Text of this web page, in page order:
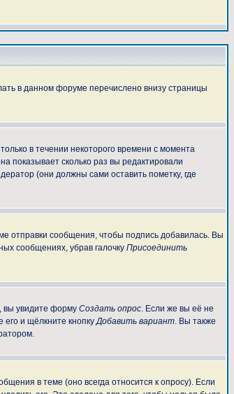
в данном форуме перечислено внизу страницы
в течении некоторого времени с момента
показывает сколько раз вы редактировали
(они должны сами оставить пометку, где
отправки сообщения, чтобы подпись добавилась. Вы
сообщениях, убрав галочку Присоединить
вы увидите форму Создать опрос. Если же вы её не
его и щёлкните кнопкуДобавить вариант. Вы также
в теме (оно всегда относится к опросу). Если